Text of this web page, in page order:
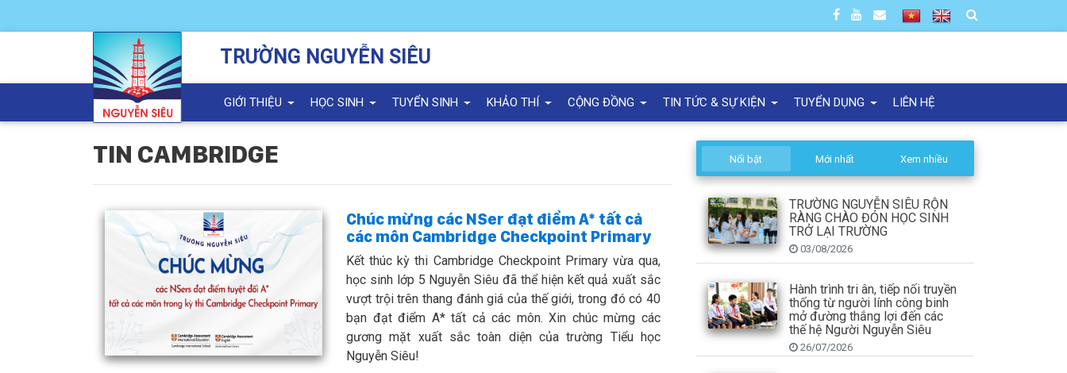
TRƯỜNG NGUYỄN SIÊU
GIỚI THIỆU HỌC SINH TUYỂN SINH KHẢO THÍ CỘNG ĐỒNG TIN TỨC & SỰ KIỆN TUYỂN DỤNG LIÊN HỆ
TIN CAMBRIDGE
Chúc mừng các NSer đạt điểm A* tất cả
các môn Cambridge Checkpoint Primary
Kết thúc kỳ thi Cambridge Checkpoint Primary vừa qua,
học sinh lớp 5 Nguyễn Siêu đã thể hiện kết quả xuất sắc
vượt trội trên thang đánh giá của thế giới, trong đó có 40
bạn đạt điểm A* tất cả các môn. Xin chúc mừng các
gương mặt xuất sắc toàn diện của trường Tiểu học
Nguyễn Siêu!
Nổi bật Mới nhất Xem nhiều
TRƯỜNG NGUYỄN SIÊU RỘN
RÀNG CHÀO ĐÓN HỌC SINH
TRỞ LẠI TRƯỜNG
03/08/2026
Hành trình tri ân, tiếp nối truyền
thống từ người lính công binh
mở đường thắng lợi đến các
thế hệ Người Nguyễn Siêu
26/07/2026